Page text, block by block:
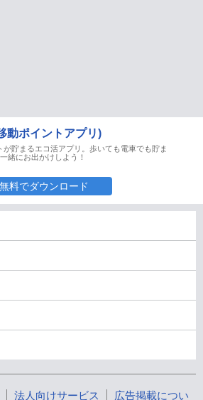
動ポイントアプリ)
が貯まるエコ活アプリ。歩いても電車でも貯ま
緒にお出かけしよう！
無料でダウンロード
法人向けサービス 広告掲載につい